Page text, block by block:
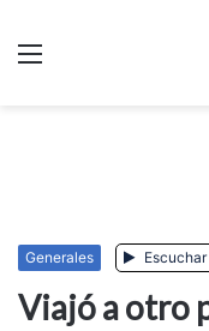
Generales
Viajó a otro